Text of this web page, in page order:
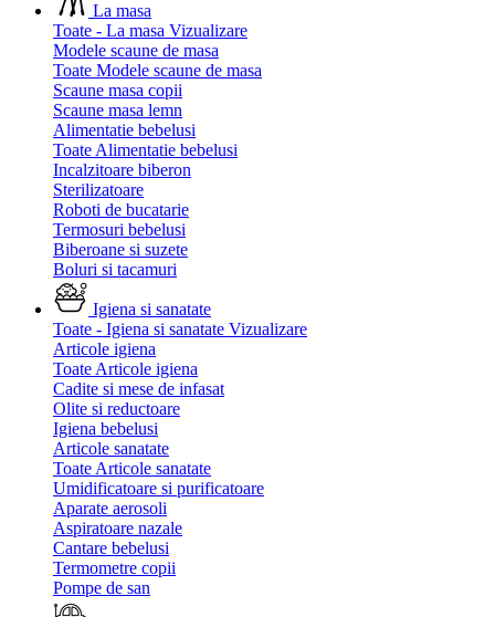
La masa
Toate - La masa Vizualizare
Modele scaune de masa
Toate Modele scaune de masa
Scaune masa copii
Scaune masa lemn
Alimentatie bebelusi
Toate Alimentatie bebelusi
Incalzitoare biberon
Sterilizatoare
Roboti de bucatarie
Termosuri bebelusi
Biberoane si suzete
Boluri si tacamuri
Igiena si sanatate
Toate - Igiena si sanatate Vizualizare
Articole igiena
Toate Articole igiena
Cadite si mese de infasat
Olite si reductoare
Igiena bebelusi
Articole sanatate
Toate Articole sanatate
Umidificatoare si purificatoare
Aparate aerosoli
Aspiratoare nazale
Cantare bebelusi
Termometre copii
Pompe de san